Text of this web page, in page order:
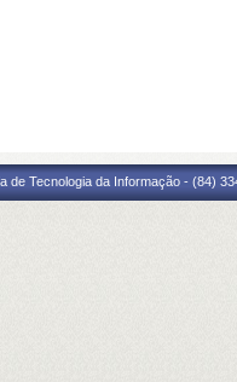
de Tecnologia da Informação - (84)